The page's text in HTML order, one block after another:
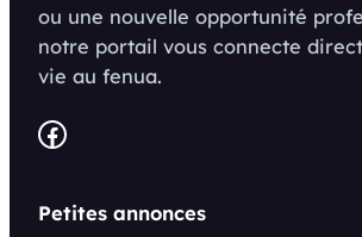
ou une nouvelle opportunité
notre portail vous connecte
vie au fenua.
Facebook
Petites annonces